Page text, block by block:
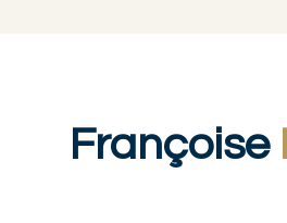
Françoise